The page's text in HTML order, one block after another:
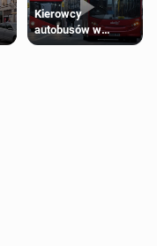
Kierowcy
autobusów w
Londynie